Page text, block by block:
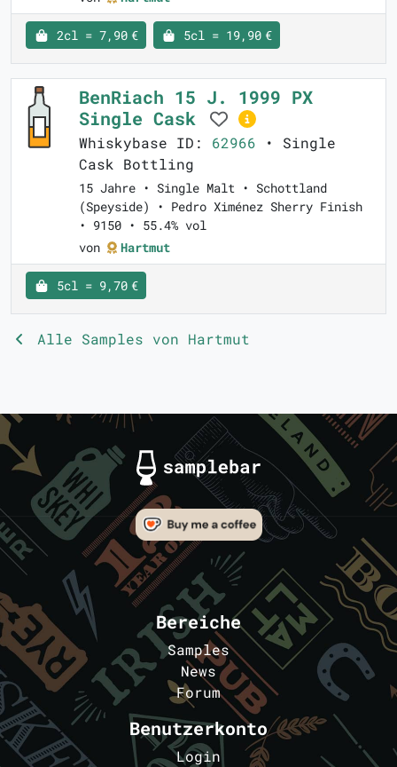
2cl = 7,90 € 5cl = 19,90 €
BenRiach 15 J. 1999 PX
Single Cask
Whiskybase ID: 62966 • Single
Cask Bottling
15 Jahre • Single Malt • Schottland
(Speyside) • Pedro Ximénez Sherry Finish
• 9150 • 55.4% vol
von
Hartmut
5cl = 9,70 €
Alle Samples von Hartmut
Bereiche
Samples
News
Forum
Benutzerkonto
Login